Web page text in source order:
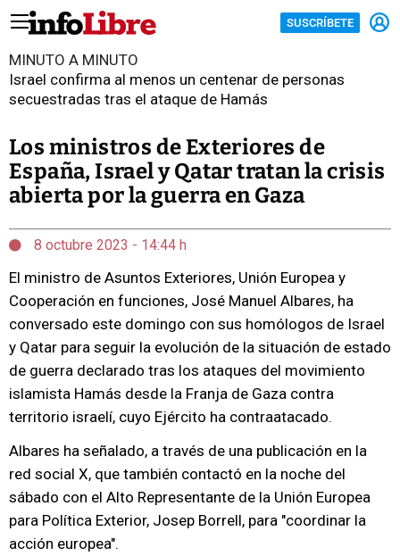
SUSCRÍBETE
MINUTO A MINUTO
Israel confirma al menos un centenar de personas
secuestradas tras el ataque de Hamás
Los ministros de Exteriores de
España, Israel y Qatar tratan la crisis
abierta por la guerra en Gaza
8 octubre 2023 - 14:44 h
El ministro de Asuntos Exteriores, Unión Europea y
Cooperación en funciones, José Manuel Albares, ha
conversado este domingo con sus homólogos de Israel
y Qatar para seguir la evolución de la situación de estado
de guerra declarado tras los ataques del movimiento
islamista Hamás desde la Franja de Gaza contra
territorio israelí, cuyo Ejército ha contraatacado.
Albares ha señalado, a través de una publicación en la
red social X, que también contactó en la noche del
sábado con el Alto Representante de la Unión Europea
para Política Exterior, Josep Borrell, para "coordinar la
acción europea".